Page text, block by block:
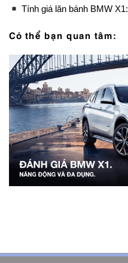
Tính giá lăn bánh BMW X1:
Có thể bạn quan tâm: